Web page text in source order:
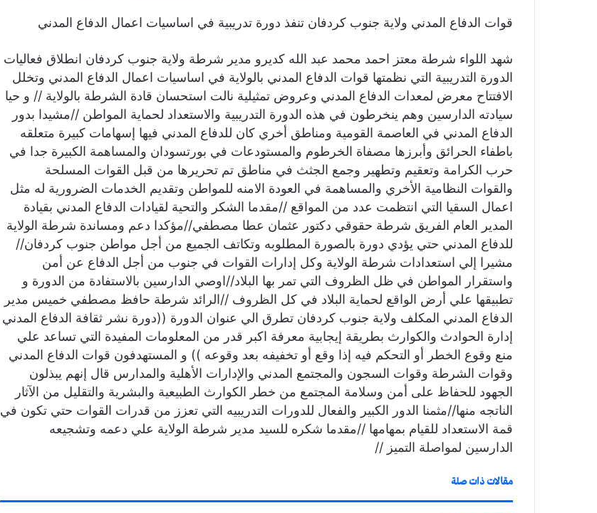
قوات الدفاع المدني ولاية جنوب كردفان تنفذ دورة تدريبية في اساسيات اعمال الدفاع المدني
شهد اللواء شرطة معتز احمد محمد عبد الله كديرو مدير شرطة ولاية جنوب كردفان انطلاق فعاليات
الدورة التدريبية التي نظمتها قوات الدفاع المدني بالولاية في اساسيات اعمال الدفاع المدني وتخلل
الافتتاح معرض لمعدات الدفاع المدني وعروض تمثيلية نالت استحسان قادة الشرطة بالولاية // و حيا
سيادته الدارسين وهم ينخرطون في هذه الدورة التدريبية والاستعداد لحماية المواطن //مشيدا بدور
الدفاع المدني في العاصمة القومية ومناطق أخري كان للدفاع المدني فيها إسهامات كبيرة متعلقه
باطفاء الحرائق وأبرزها مصفاة الخرطوم والمستودعات في بورتسودان والمساهمة الكبيرة جدا في
حرب الكرامة وتعقيم وتطهير وجمع الجثث في مناطق تم تحريرها من قبل القوات المسلحة
والقوات النظامية الأخري والمساهمة في العودة الامنه للمواطن وتقديم الخدمات الضرورية له مثل
اعمال السقيا التي انتظمت عدد من المواقع //مقدما الشكر والتحية لقيادات الدفاع المدني بقيادة
المدير العام الفريق شرطة حقوقي دكتور عثمان عطا مصطفي//مؤكدا دعم ومساندة شرطة الولاية
للدفاع المدني حتي يؤدي دورة بالصورة المطلوبه وتكاتف الجميع من أجل مواطن جنوب كردفان//
مشيرا إلي استعدادات شرطة الولاية وكل إدارات القوات في جنوب من أجل الدفاع عن أمن
واستقرار المواطن في ظل الظروف التي تمر بها البلاد//اوصي الدارسين بالاستفادة من الدورة و
تطبيقها علي أرض الواقع لحماية البلاد في كل الظروف //الرائد شرطة حافظ مصطفي خميس مدير
الدفاع المدني المكلف ولاية جنوب كردفان تطرق الي عنوان الدورة ((دورة نشر ثقافة الدفاع المدني
إدارة الحوادث والكوارث بطريقة إيجابية معرفة اكبر قدر من المعلومات المفيدة التي تساعد علي
منع وقوع الخطر أو التحكم فيه إذا وقع أو تخفيفه بعد وقوعه )) و المستهدفون قوات الدفاع المدني
وقوات الشرطة وقوات السجون والمجتمع المدني والإدارات الأهلية والمدارس قال إنهم يبذلون
الجهود للحفاظ على أمن وسلامة المجتمع من خطر الكوارث الطبيعية والبشرية والتقليل من الآثار
الناتجه منها//مثمنا الدور الكبير والفعال للدورات التدريبيه التي تعزز من قدرات القوات حتي تكون في
قمة الاستعداد للقيام بمهامها //مقدما شكره للسيد مدير شرطة الولاية علي دعمه وتشجيعه
الدارسين لمواصلة التميز //
مقالات ذات صلة